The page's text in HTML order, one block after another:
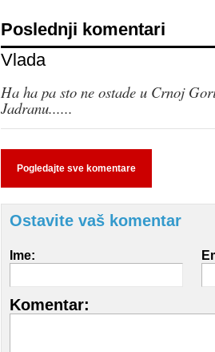
Poslednji komentari
Vlada
Ha ha pa sto ne ostade u Crnoj
Jadranu......
Pogledajte sve komentare
Ostavite vaš komentar
Ime:
Komentar: